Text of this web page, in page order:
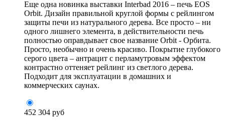
Еще одна новинка выставки Interbad 2016 – печь EOS
Orbit. Дизайн правильной круглой формы с рейлингом
защиты печи из натурального дерева. Все просто – ни
одного лишнего элемента, в действительности печь
полностью оправдывает свое название Orbit - Орбита.
Просто, необычно и очень красиво. Покрытие глубокого
серого цвета – антрацит с перламутровым эффектом
контрастно оттеняет рейлинг из светлого дерева.
Подходит для эксплуатации в домашних и
коммерческих саунах.
452 304 руб